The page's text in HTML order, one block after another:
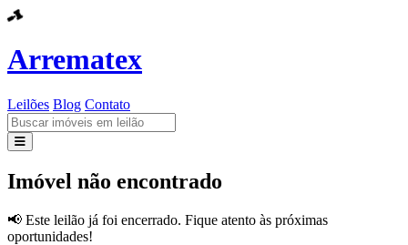
Arrematex
Leilões Blog Contato
Leilões
Imóvel não encontrado
📢 Este leilão já foi encerrado. Fique atento às próximas
oportunidades!